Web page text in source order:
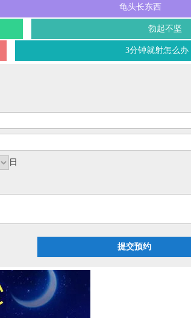
龟头长东西
勃起不坚
3分钟就射怎么办
日